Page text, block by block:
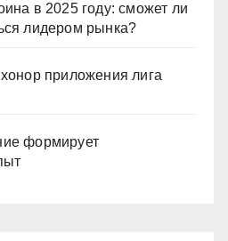
в 2025 году: сможет ли
лидером рынка?
приложения лига
формирует